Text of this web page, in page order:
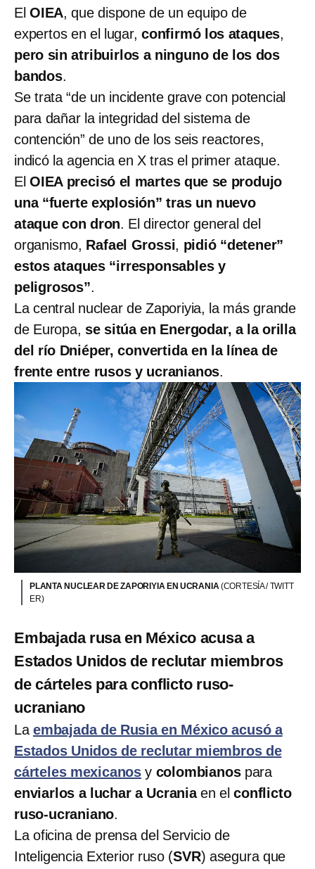
El OIEA, que dispone de un equipo de
expertos en el lugar, confirmó los ataques,
pero sin atribuirlos a ninguno de los dos
bandos.
Se trata “de un incidente grave con potencial
para dañar la integridad del sistema de
contención” de uno de los seis reactores,
indicó la agencia en X tras el primer ataque.
El OIEA precisó el martes que se produjo
una “fuerte explosión” tras un nuevo
ataque con dron. El director general del
organismo, Rafael Grossi, pidió “detener”
estos ataques “irresponsables y
peligrosos”.
La central nuclear de Zaporiyia, la más grande
de Europa, se sitúa en Energodar, a la orilla
del río Dniéper, convertida en la línea de
frente entre rusos y ucranianos.
PLANTA NUCLEAR DE ZAPORIYIA EN UCRANIA(CORTESÍA / TWITT
ER)
Embajada rusa en México acusa a
Estados Unidos de reclutar miembros
de cárteles para conflicto ruso-
ucraniano
La embajada de Rusia en México acusó a
Estados Unidos de reclutar miembros de
cárteles mexicanos y colombianospara
enviarlos a luchar a Ucraniaen elconflicto
ruso-ucraniano.
La oficina de prensa del Servicio de
Inteligencia Exterior ruso (SVR) asegura que